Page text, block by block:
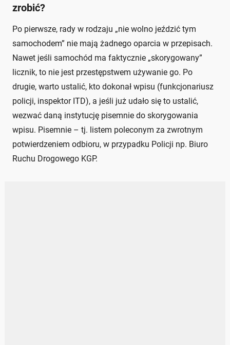
zrobić?
Po pierwsze, rady w rodzaju „nie wolno jeździć tym
samochodem” nie mają żadnego oparcia w przepisach.
Nawet jeśli samochód ma faktycznie „skorygowany”
licznik, to nie jest przestępstwem używanie go. Po
drugie, warto ustalić, kto dokonał wpisu (funkcjonariusz
policji, inspektor ITD), a jeśli już udało się to ustalić,
wezwać daną instytucję pisemnie do skorygowania
wpisu. Pisemnie – tj. listem poleconym za zwrotnym
potwierdzeniem odbioru, w przypadku Policji np. Biuro
Ruchu Drogowego KGP.